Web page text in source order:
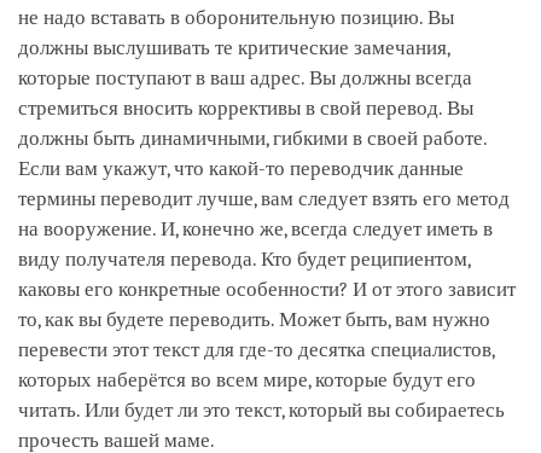
не надо вставать в оборонительную позицию. Вы
должны выслушивать те критические замечания,
которые поступают в ваш адрес. Вы должны всегда
стремиться вносить коррективы в свой перевод. Вы
должны быть динамичными, гибкими в своей работе.
Если вам укажут, что какой-то переводчик данные
термины переводит лучше, вам следует взять его метод
на вооружение. И, конечно же, всегда следует иметь в
виду получателя перевода. Кто будет реципиентом,
каковы его конкретные особенности? И от этого зависит
то, как вы будете переводить. Может быть, вам нужно
перевести этот текст для где-то десятка специалистов,
которых наберётся во всем мире, которые будут его
читать. Или будет ли это текст, который вы собираетесь
прочесть вашей маме.